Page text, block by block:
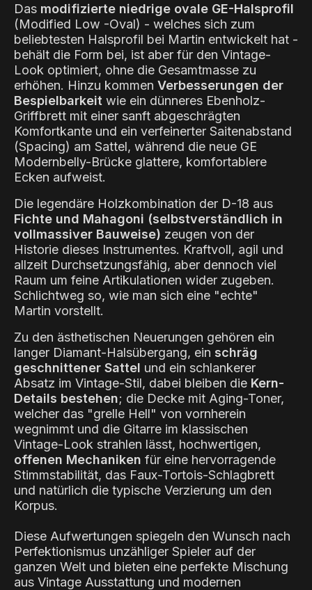
Das modifizierte niedrige ovale GE-Halsprofil
(Modified Low -Oval) - welches sich zum
beliebtesten Halsprofil bei Martin entwickelt hat -
behält die Form bei, ist aber für den Vintage-
Look optimiert, ohne die Gesamtmasse zu
erhöhen. Hinzu kommen Verbesserungen der
Bespielbarkeit wie ein dünneres Ebenholz-
Griffbrett mit einer sanft abgeschrägten
Komfortkante und ein verfeinerter Saitenabstand
(Spacing) am Sattel, während die neue GE
Modernbelly-Brücke glattere, komfortablere
Ecken aufweist.
Die legendäre Holzkombination der D-18 aus
Fichte und Mahagoni (selbstverständlich in
vollmassiver Bauweise) zeugen von der
Historie dieses Instrumentes. Kraftvoll, agil und
allzeit Durchsetzungsfähig, aber dennoch viel
Raum um feine Artikulationen wider zugeben.
Schlichtweg so, wie man sich eine "echte"
Martin vorstellt.
Zu den ästhetischen Neuerungen gehören ein
langer Diamant-Halsübergang, ein schräg
geschnittener Sattel und ein schlankerer
Absatz im Vintage-Stil, dabei bleiben die Kern-
Details bestehen; die Decke mit Aging-Toner,
welcher das "grelle Hell" von vornherein
wegnimmt und die Gitarre im klassischen
Vintage-Look strahlen lässt, hochwertigen,
offenen Mechaniken für eine hervorragende
Stimmstabilität, das Faux-Tortois-Schlagbrett
und natürlich die typische Verzierung um den
Korpus.
Diese Aufwertungen spiegeln den Wunsch nach
Perfektionismus unzähliger Spieler auf der
ganzen Welt und bieten eine perfekte Mischung
aus Vintage Ausstattung und modernen